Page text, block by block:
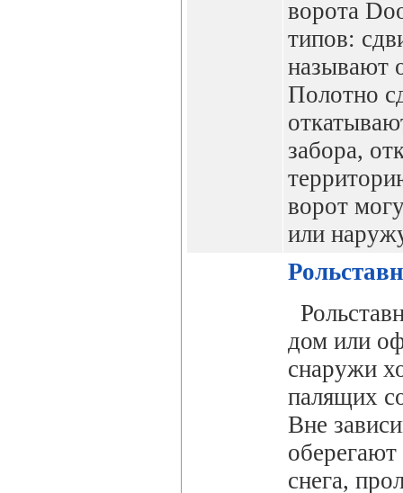
ворота
типов:
называют
Полотно
забора,
ворот
или
дом или
снаружи
палящих
Вне
снега,